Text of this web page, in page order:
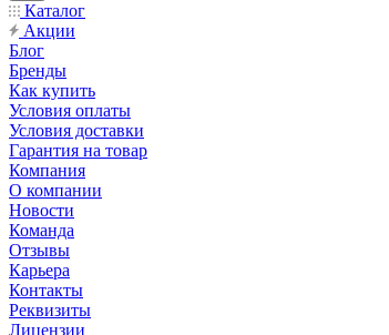
Каталог
Акции
Блог
Бренды
Как купить
Условия оплаты
Условия доставки
Гарантия на товар
Компания
О компании
Новости
Команда
Отзывы
Карьера
Контакты
Реквизиты
Лицензии